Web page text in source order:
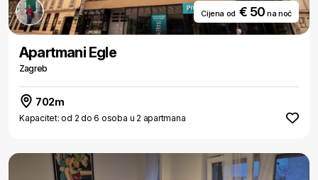
Cijena od € 50na noć
Apartmani Egle
Zagreb
702m
Kapacitet: od 2 do 6 osoba u 2 apartmana